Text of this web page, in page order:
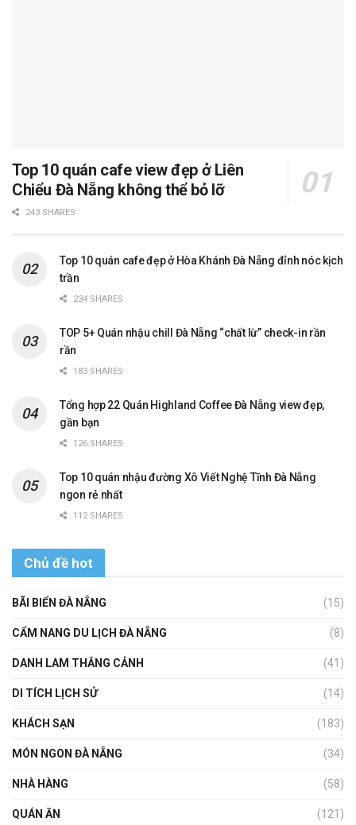
Top 10 quán cafe view đẹp ở Liên
Chiểu Đà Nẵng không thể bỏ lỡ
243 SHARES
Top 10 quán cafe đẹp ở Hòa Khánh Đà Nẵng đỉnh nóc kịch
trần
234 SHARES
TOP 5+ Quán nhậu chill Đà Nẵng “chất lừ” check-in rần
rần
183 SHARES
Tổng hợp 22 Quán Highland Coffee Đà Nẵng view đẹp,
gần bạn
126 SHARES
Top 10 quán nhậu đường Xô Viết Nghệ Tĩnh Đà Nẵng
ngon rẻ nhất
112 SHARES
Chủ đề hot
BÃI BIỂN ĐÀ NẴNG (15)
CẨM NANG DU LỊCH ĐÀ NẴNG (8)
DANH LAM THẮNG CẢNH (41)
DI TÍCH LỊCH SỬ (14)
KHÁCH SẠN (183)
MÓN NGON ĐÀ NẴNG (34)
NHÀ HÀNG (58)
QUÁN ĂN (121)